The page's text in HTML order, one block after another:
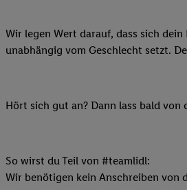
Wir legen Wert darauf, dass sich
unabhängig vom Geschlecht setzt.
Hört sich gut an? Dann lass bald von
So wirst du Teil von #teamlidl:
Wir benötigen kein Anschreiben von